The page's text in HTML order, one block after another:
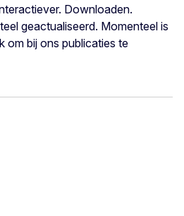
Downloaden.
geactualiseerd. Momenteel is
om bij ons publicaties te